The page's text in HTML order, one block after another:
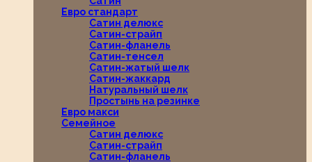
Евро стандарт
Сатин делюкс
Сатин-страйп
Сатин-фланель
Сатин-тенсел
Сатин-жатый шелк
Сатин-жаккард
Натуральный шелк
Простынь на резинке
Евро макси
Семейное
Сатин делюкс
Сатин-страйп
Сатин-фланель